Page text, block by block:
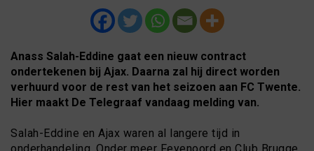
Anass Salah-Eddine gaat een nieuw contract
ondertekenen bij Ajax. Daarna zal hij direct worden
verhuurd voor de rest van het seizoen aan FC Twente.
Hier maakt De Telegraaf vandaag melding van.
Salah-Eddine en Ajax waren al langere tijd in
onderhandeling. Onder meer Feyenoord en Club Brugge